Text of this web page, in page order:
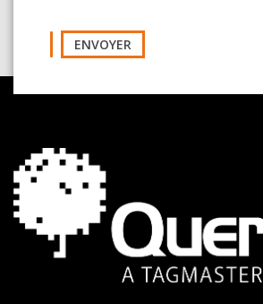
ENVOYER